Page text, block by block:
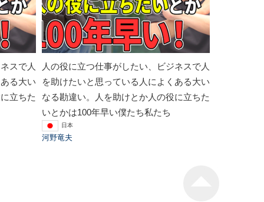
スで人
る大い
立ちた
人の役に立つ仕事がしたい、ビジネスで人
を助けたいと思っている人によくある大い
なる勘違い。人を助けとか人の役に立ちた
いとかは100年早い僕たち私たち
日本
河野竜夫